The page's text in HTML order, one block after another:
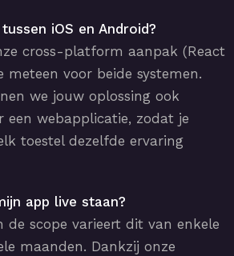
iOS en Android?
cross-platform aanpak (React
meteen voor beide systemen.
we jouw oplossing ook
een webapplicatie, zodat je
toestel dezelfde ervaring
app live staan?
de scope varieert dit van enkele
maanden. Dankzij onze